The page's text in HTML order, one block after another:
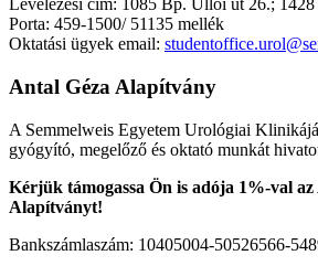
Levelezési cím: 1085 Bp. Üllői út 26.;
Porta: 459-1500/ 51135 mellék
Oktatási ügyek email:
Antal Géza Alapítvány
A Semmelweis Egyetem Urológiai
gyógyító, megelőző és oktató munkát
Kérjük támogassa Ön is adója 1%-val az
Alapítványt!
Bankszámlaszám: 10405004-50526566-